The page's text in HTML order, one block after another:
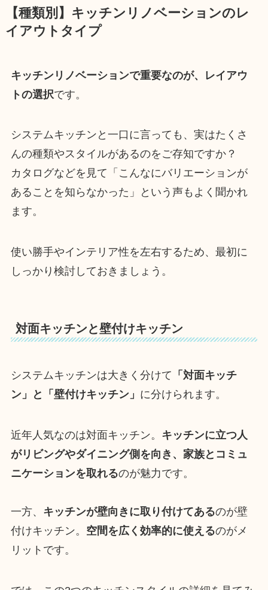
【種類別】キッチンリノベーションのレ
イアウトタイプ
キッチンリノベーションで重要なのが、レイアウ
トの選択です。
システムキッチンと一口に言っても、実はたくさ
んの種類やスタイルがあるのをご存知ですか？
カタログなどを見て「こんなにバリエーションが
あることを知らなかった」という声もよく聞かれ
ます。
使い勝手やインテリア性を左右するため、最初に
しっかり検討しておきましょう。
対面キッチンと壁付けキッチン
システムキッチンは大きく分けて 「対面キッチ
ン」と「壁付けキッチン」 に分けられます。
近年人気なのは対面キッチン。 キッチンに立つ人
がリビングやダイニング側を向き、家族とコミュ
ニケーションを取れるのが魅力です。
一方、 キッチンが壁向きに取り付けてあるのが壁
付けキッチン。 空間を広く効率的に使えるのがメ
リットです。